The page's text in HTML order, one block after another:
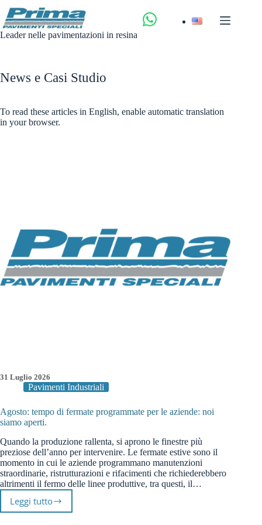
contenuto
Leader nelle pavimentazioni in resina
News e Casi Studio
To read these articles in English, enable automatic translation
in your browser.
31 Luglio 2026
Pavimenti Industriali
Agosto: tempo di fermate programmate per le aziende: noi
siamo aperti.
Quando la produzione rallenta, si aprono le finestre più
preziose dell’anno per intervenire. Le fermate estive sono il
momento in cui le aziende programmano manutenzioni
straordinarie, ristrutturazioni e rifacimenti che richiederebbero
altrimenti il fermo delle linee produttive, tra questi, il…
Leggi tutto
Agosto: